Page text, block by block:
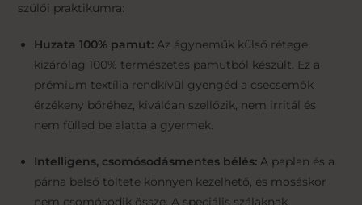
szülői praktikumra:
Huzata 100% pamut: Az ágyneműk külső rétege
kizárólag 100% természetes pamutból készült. Ez a
prémium textília rendkívül gyengéd a csecsemők
érzékeny bőréhez, kiválóan szellőzik, nem irritál és
nem fülled be alatta a gyermek.
Intelligens, csomósodásmentes bélés: A paplan és a
párna belső töltete könnyen kezelhető, és mosáskor
nem csomósodik össze. A speciális szálaknak